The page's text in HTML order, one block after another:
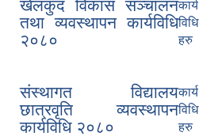
खेलकुद विकास सञ्चालन
तथा व्यवस्थापन कार्यविधि
२०८०
कार्य
विधि
हरु
संस्थागत विद्यालय
छात्रवृति व्यवस्थापन
कार्यविधि २०८०
कार्य
विधि
हरु